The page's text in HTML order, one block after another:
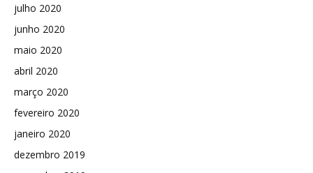
julho 2020
junho 2020
maio 2020
abril 2020
março 2020
fevereiro 2020
janeiro 2020
dezembro 2019